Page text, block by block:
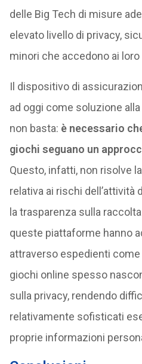
delle Big Tech di misure
elevato livello di privacy,
minori che accedono ai
Il dispositivo di
ad oggi come soluzione
non basta: è necessario
giochi seguano un
Questo, infatti, non risolve
relativa ai rischi dell’attività
la trasparenza sulla
queste piattaforme hanno
attraverso espedienti
giochi online spesso
sulla privacy, rendendo
relativamente sofisticati
proprie informazioni